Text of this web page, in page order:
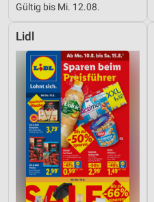
Gültig bis Mi. 12.08.
Lidl